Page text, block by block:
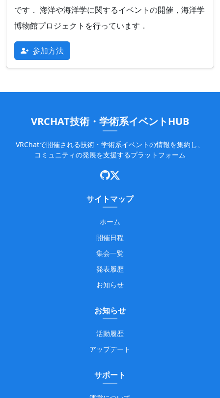
です． 海洋や海洋学に関するイベントの開催，海洋学
博物館プロジェクトを行っています．
参加方法
VRCHAT技術・学術系イベントHUB
VRChatで開催される技術・学術系イベントの情報を集約し、
コミュニティの発展を支援するプラットフォーム
サイトマップ
ホーム
開催日程
集会一覧
発表履歴
お知らせ
お知らせ
活動履歴
アップデート
サポート